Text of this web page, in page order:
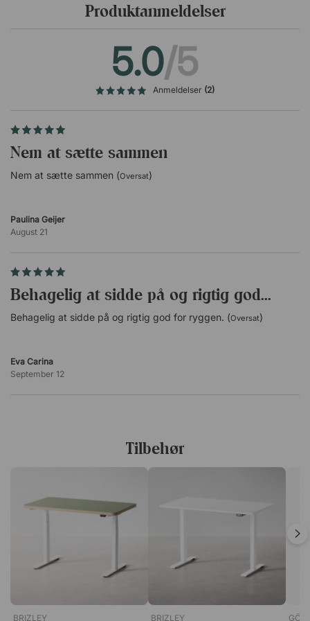
Nordisk uld:
Har lyssikkerhed 5.
Har en høj slidstyrke på 120.000 Martindale.
syntetisk fibermateriale.
Kan både tør- og vandvaskes (følg producentens
anbefalinger).
Produktanmeldelser
5.0/5
Anmeldelser (2)
Nem at sætte sammen
Nem at sætte sammen (Oversat)
Paulina Geijer
August 21
Behagelig at sidde på og rigtig god...
Behagelig at sidde på og rigtig god for ryggen. (Oversat)
Eva Carina
September 12
Tilbehør
BRIZLEY BRIZLEY